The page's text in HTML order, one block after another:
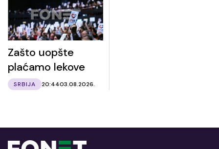
Zašto uopšte
plaćamo lekove
SRBIJA 20:4403.08.2026.